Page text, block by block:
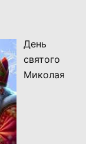
День
святого
Миколая